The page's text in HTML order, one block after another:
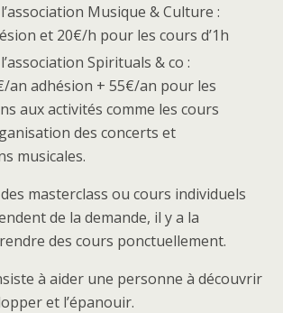
Musique & Culture :
et 20€/h pour les cours d’1h
Spirituals & co :
an adhésion + 55€/an pour les
aux activités comme les cours
des concerts et
musicales.
masterclass ou cours individuels
de la demande, il y a la
des cours ponctuellement.
à aider une personne à découvrir
et l’épanouir.